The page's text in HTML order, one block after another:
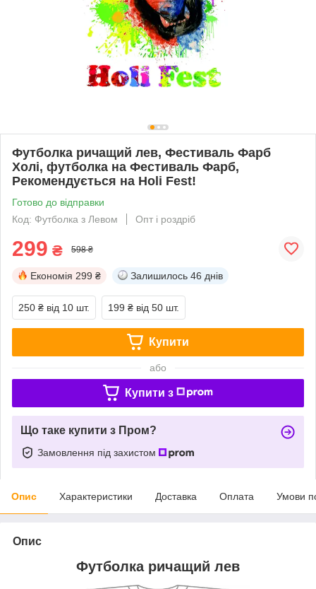
Футболка ричащий лев, Фестиваль Фарб
Холі, футболка на Фестиваль Фарб,
Рекомендується на Holi Fest!
Готово до відправки
Код: Футболка з Левом
Опт і роздріб
299 ₴ 598 ₴
Економія 299 ₴ Залишилось 46 днів
250 ₴ від 10 шт. 199 ₴ від 50 шт.
Купити
або
Купити з
Що таке купити з Пром?
Замовлення під захистом
Опис Характеристики Доставка Оплата Умови
Опис
Футболка ричащий лев